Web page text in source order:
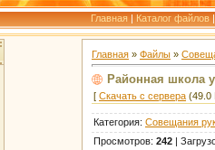
Главная | Каталог файлов
Главная » Файлы »
Районная школа
[ Скачать с сервера (49.0
Категория: Совещания
Просмотров: 242 |